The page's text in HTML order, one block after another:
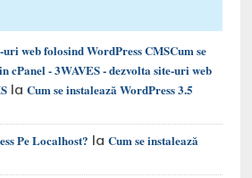
web folosind WordPress CMSCum se
cPanel - 3WAVES - dezvolta site-uri web
laCum se instalează WordPress 3.5
Pe Localhost? laCum se instalează